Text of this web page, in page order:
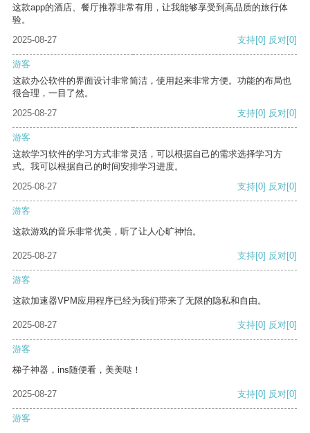
这款app的酒店、餐厅推荐非常有用，让我能够享受到高品质的旅行体
验。
2025-08-27
支持[0] 反对[0]
游客
这款办公软件的界面设计非常简洁，使用起来非常方便。功能的布局也
很合理，一目了然。
2025-08-27
支持[0] 反对[0]
游客
这款学习软件的学习方式非常灵活，可以根据自己的需求选择学习方
式。我可以根据自己的时间安排学习进度。
2025-08-27
支持[0] 反对[0]
游客
这款游戏的音乐非常优美，听了让人心旷神怡。
2025-08-27 支持[0] 反对[0]
游客
这款加速器VPM应用程序已经为我们带来了无限的隐私和自由。
2025-08-27 支持[0] 反对[0]
游客
梯子神器，ins随便看，美美哒！
2025-08-27 支持[0] 反对[0]
游客